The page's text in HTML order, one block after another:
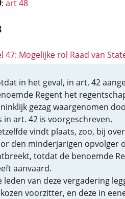
: art 48
47: Mogelijke rol Raad van
in het geval, in art. 42
Regent het
gezag waargenomen
in art. 42 is voorgeschreven.
vindt plaats, zoo, bij
den minderjarigen opvolger
totdat de benoemde
aanvaard.
leden van deze vergadering
voorzitter, en deze in